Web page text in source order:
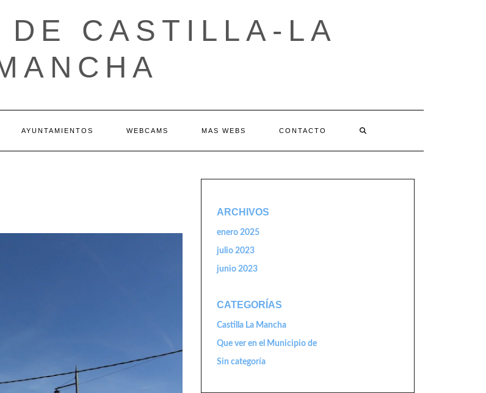
DE CASTILLA-LA
AYUNTAMIENTOS WEBCAMS MAS WEBS CONTACTO
ARCHIVOS
enero 2025
julio 2023
junio 2023
CATEGORÍAS
Castilla La Mancha
Que ver en el Municipio de
Sin categoría